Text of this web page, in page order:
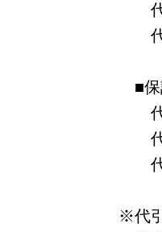
代
代
■保
代
代
代
※代